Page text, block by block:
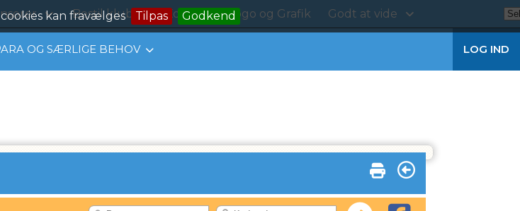
kan fravælges Tilpas Godkend
OG SÆRLIGE BEHOV LOG IND
Bestil klubtøj Kontakt Logo og Grafik Godt at vide